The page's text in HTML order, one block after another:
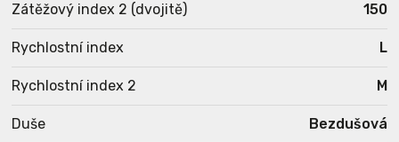
Zátěžový index 2 (dvojitě) 150
Rychlostní index L
Rychlostní index 2 M
Duše Bezdušová